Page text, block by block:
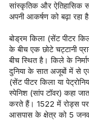
सांस्कृतिक और ऐतिहासिक
अपनी आकर्षण को बढ़ा रहा
बोड्रम किला (सेंट पीटर
के बीच एक छोटे चट्टानी
बीच स्थित है। किले के
दुनिया के सात अजूबों में से
(सेंट पीटर किला या
स्पेनिश (सांप टॉवर) कहा
करते हैं। 1522 में रोड्स
आसपास के क्षेत्र को 5